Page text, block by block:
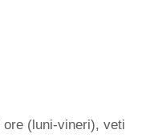
ore (luni-vineri), veti